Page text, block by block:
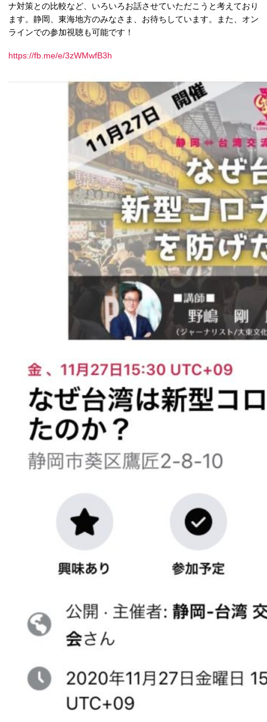
ナ対策との比較など、いろいろお話させていただこうと考えており
ます。静岡、東海地方のみなさま、お待ちしています。また、オン
ラインでの参加視聴も可能です！
https://fb.me/e/3zWMwfB3h